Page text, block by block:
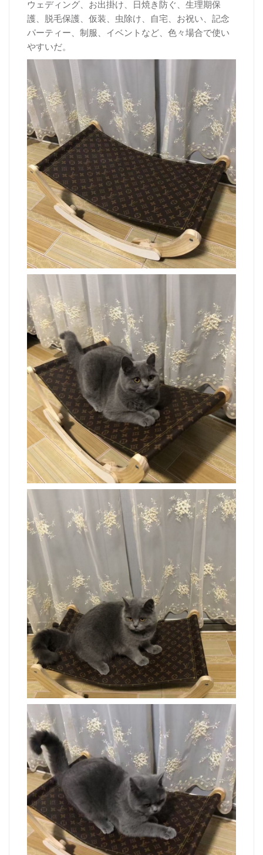
ウェディング、お出掛け、日焼き防ぐ、生理期保
護、脱毛保護、仮装、虫除け、自宅、お祝い、記念
パーティー、制服、イベントなど、色々場合で使い
やすいだ。